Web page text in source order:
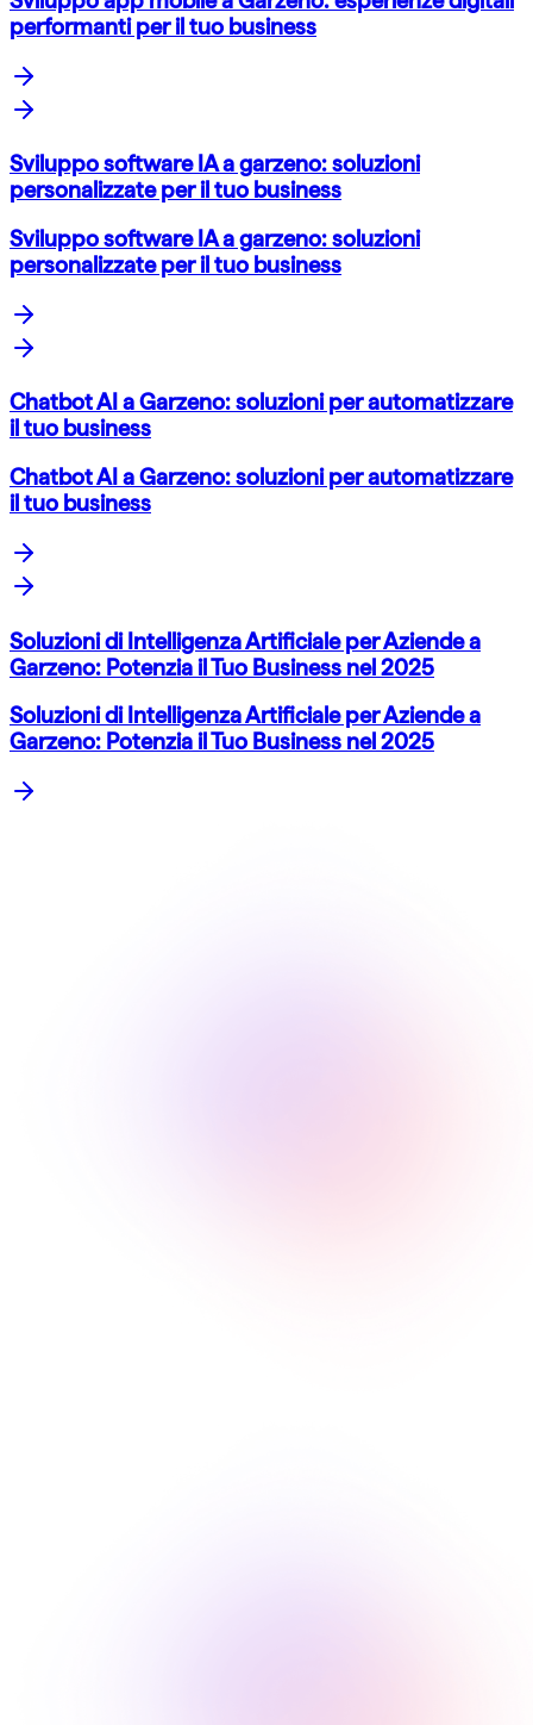
performanti per il tuo business
Sviluppo software IA a garzeno: soluzioni
personalizzate per il tuo business
Sviluppo software IA a garzeno: soluzioni
personalizzate per il tuo business
Chatbot AI a Garzeno: soluzioni per automatizzare
il tuo business
Chatbot AI a Garzeno: soluzioni per automatizzare
il tuo business
Soluzioni di Intelligenza Artificiale per Aziende a
Garzeno: Potenzia il Tuo Business nel 2025
Soluzioni di Intelligenza Artificiale per Aziende a
Garzeno: Potenzia il Tuo Business nel 2025